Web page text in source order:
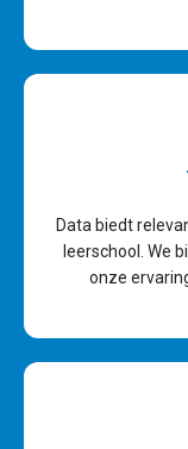
Data biedt
leerschool. We
onze